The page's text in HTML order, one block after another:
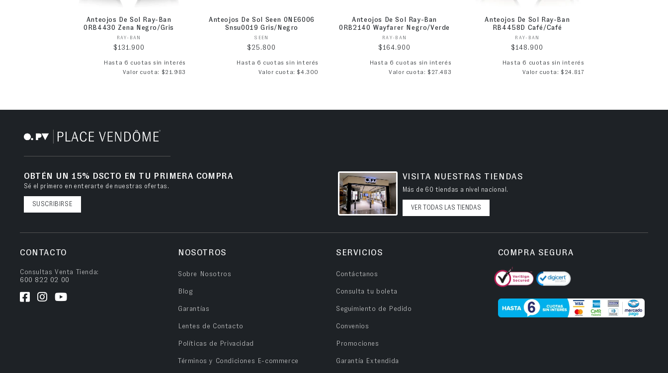
Anteojos De Sol Ray-Ban
0RB4430 Zena Negro/Gris
Proveedor:
RAY-BAN
Precio habitual
$131.900
Hasta 6 cuotas sin interés
Valor cuota: $21.983
Anteojos De Sol Seen 0NE6006
Snsu0019 Gris/Negro
Proveedor:
SEEN
Precio habitual
$25.800
Hasta 6 cuotas sin interés
Valor cuota: $4.300
Anteojos De Sol Ray-Ban
0RB2140 Wayfarer Negro/Verde
Proveedor:
RAY-BAN
Precio habitual
$164.900
Hasta 6 cuotas sin interés
Valor cuota: $27.483
Anteojos De Sol Ray-Ban
RB4458D Café/Café
Proveedor:
RAY-BAN
Precio habitual
$148.900
Hasta 6 cuotas sin interés
Valor cuota: $24.817
OBTÉN UN 15% DSCTO EN TU PRIMERA COMPRA
Sé el primero en enterarte de nuestras ofertas.
SUSCRIBIRSE
VISITA NUESTRAS TIENDAS
Más de 60 tiendas a nivel nacional.
VER TODAS LAS TIENDAS
CONTACTO
Consultas Venta Tienda:
600 822 02 00
NOSOTROS
Sobre Nosotros
Blog
Garantías
Lentes de Contacto
Políticas de Privacidad
Términos y Condiciones E-commerce
SERVICIOS
Contáctanos
Consulta tu boleta
Seguimiento de Pedido
Convenios
Promociones
Garantía Extendida
COMPRA SEGURA